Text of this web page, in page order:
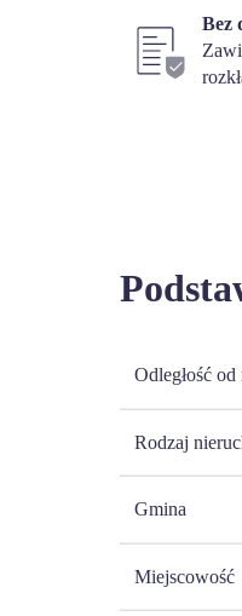
Bez
Odległość od
Rodzaj
Gmina
Miejscowość